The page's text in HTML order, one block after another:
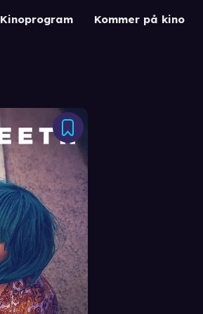
Kinoprogram Kommer på kino